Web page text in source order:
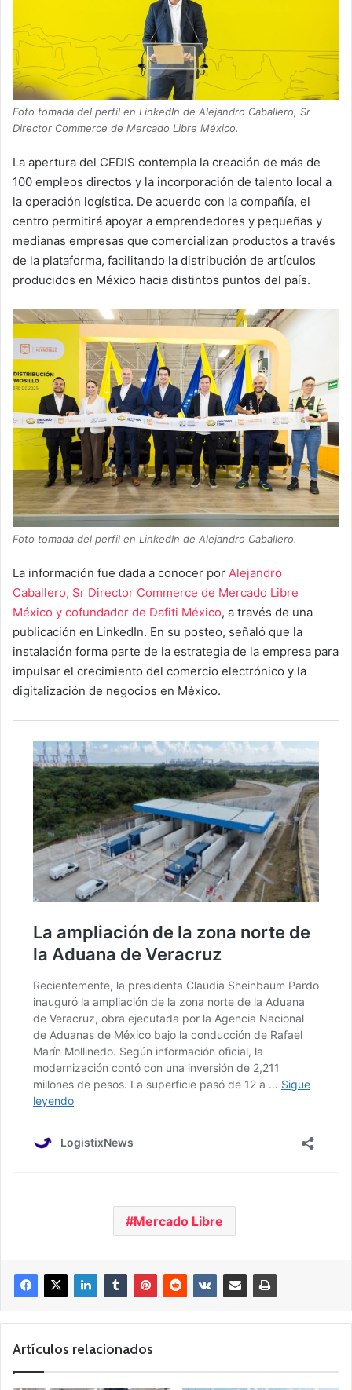
Foto tomada del perfil en LinkedIn de Alejandro Caballero, Sr
Director Commerce de Mercado Libre México.
La apertura del CEDIS contempla la creación de más de
100 empleos directos y la incorporación de talento local a
la operación logística. De acuerdo con la compañía, el
centro permitirá apoyar a emprendedores y pequeñas y
medianas empresas que comercializan productos a través
de la plataforma, facilitando la distribución de artículos
producidos en México hacia distintos puntos del país.
Foto tomada del perfil en LinkedIn de Alejandro Caballero.
La información fue dada a conocer por Alejandro
Caballero, Sr Director Commerce de Mercado Libre
México y cofundador de Dafiti México, a través de una
publicación en LinkedIn. En su posteo, señaló que la
instalación forma parte de la estrategia de la empresa para
impulsar el crecimiento del comercio electrónico y la
digitalización de negocios en México.
Mercado Libre
Artículos relacionados